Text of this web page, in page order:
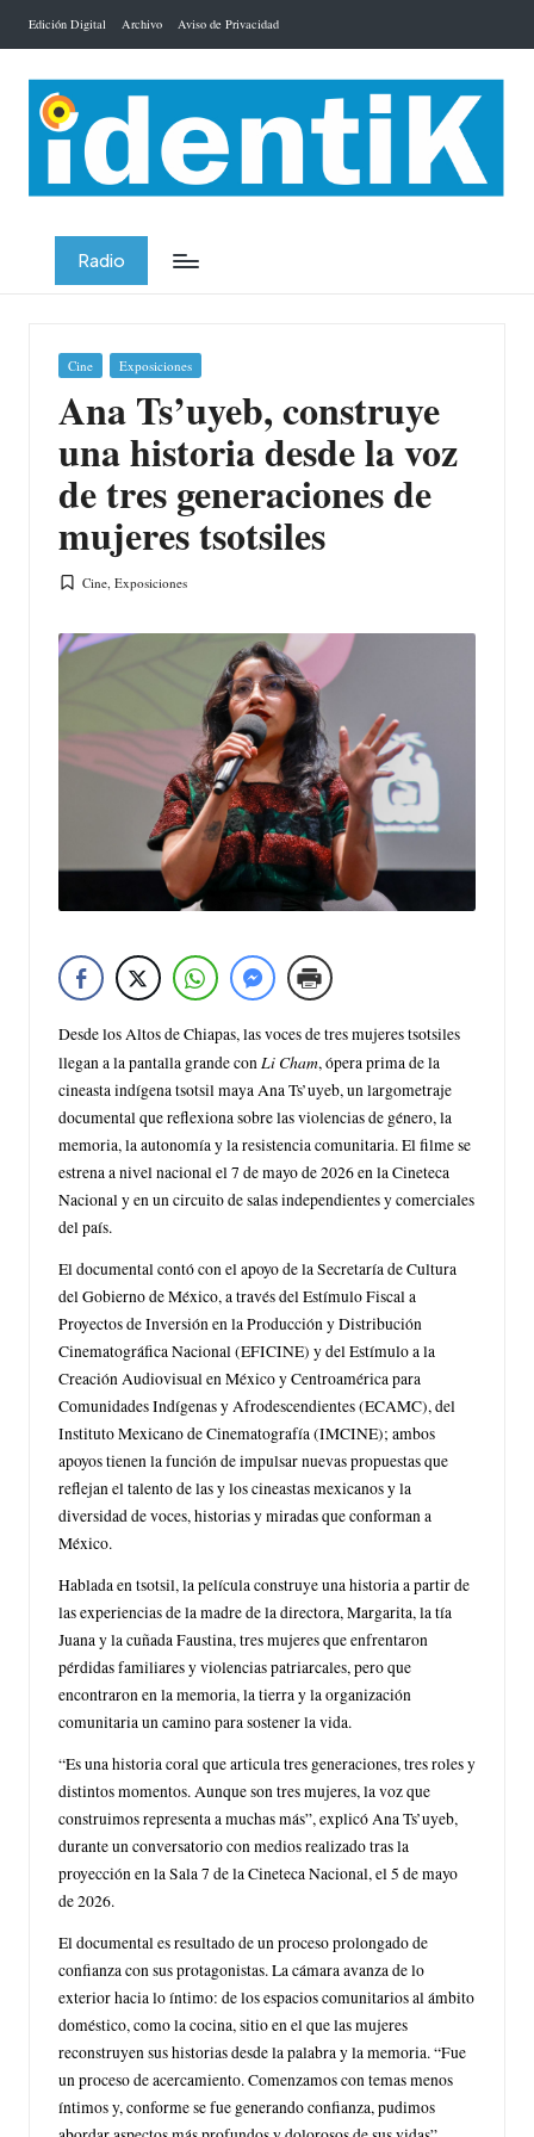
Saltar
contenido
Edición Digital Archivo Aviso de Privacidad
Radio
Publicada
Cine Exposiciones
Ana Ts’uyeb, construye
una historia desde la voz
de tres generaciones de
mujeres tsotsiles
Publicada
Cine ,Exposiciones
Desde los Altos de Chiapas, las voces de tres mujeres tsotsiles
llegan a la pantalla grande con Li Cham, ópera prima de la
cineasta indígena tsotsil maya Ana Ts’uyeb, un largometraje
documental que reflexiona sobre las violencias de género, la
memoria, la autonomía y la resistencia comunitaria. El filme se
estrena a nivel nacional el 7 de mayo de 2026 en la Cineteca
Nacional y en un circuito de salas independientes y comerciales
del país.
El documental contó con el apoyo de la Secretaría de Cultura
del Gobierno de México, a través del Estímulo Fiscal a
Proyectos de Inversión en la Producción y Distribución
Cinematográfica Nacional (EFICINE) y del Estímulo a la
Creación Audiovisual en México y Centroamérica para
Comunidades Indígenas y Afrodescendientes (ECAMC), del
Instituto Mexicano de Cinematografía (IMCINE); ambos
apoyos tienen la función de impulsar nuevas propuestas que
reflejan el talento de las y los cineastas mexicanos y la
diversidad de voces, historias y miradas que conforman a
México.
Hablada en tsotsil, la película construye una historia a partir de
las experiencias de la madre de la directora, Margarita, la tía
Juana y la cuñada Faustina, tres mujeres que enfrentaron
pérdidas familiares y violencias patriarcales, pero que
encontraron en la memoria, la tierra y la organización
comunitaria un camino para sostener la vida.
“Es una historia coral que articula tres generaciones, tres roles y
distintos momentos. Aunque son tres mujeres, la voz que
construimos representa a muchas más”, explicó Ana Ts’uyeb,
durante un conversatorio con medios realizado tras la
proyección en la Sala 7 de la Cineteca Nacional, el 5 de mayo
de 2026.
El documental es resultado de un proceso prolongado de
confianza con sus protagonistas. La cámara avanza de lo
exterior hacia lo íntimo: de los espacios comunitarios al ámbito
doméstico, como la cocina, sitio en el que las mujeres
reconstruyen sus historias desde la palabra y la memoria. “Fue
un proceso de acercamiento. Comenzamos con temas menos
íntimos y, conforme se fue generando confianza, pudimos